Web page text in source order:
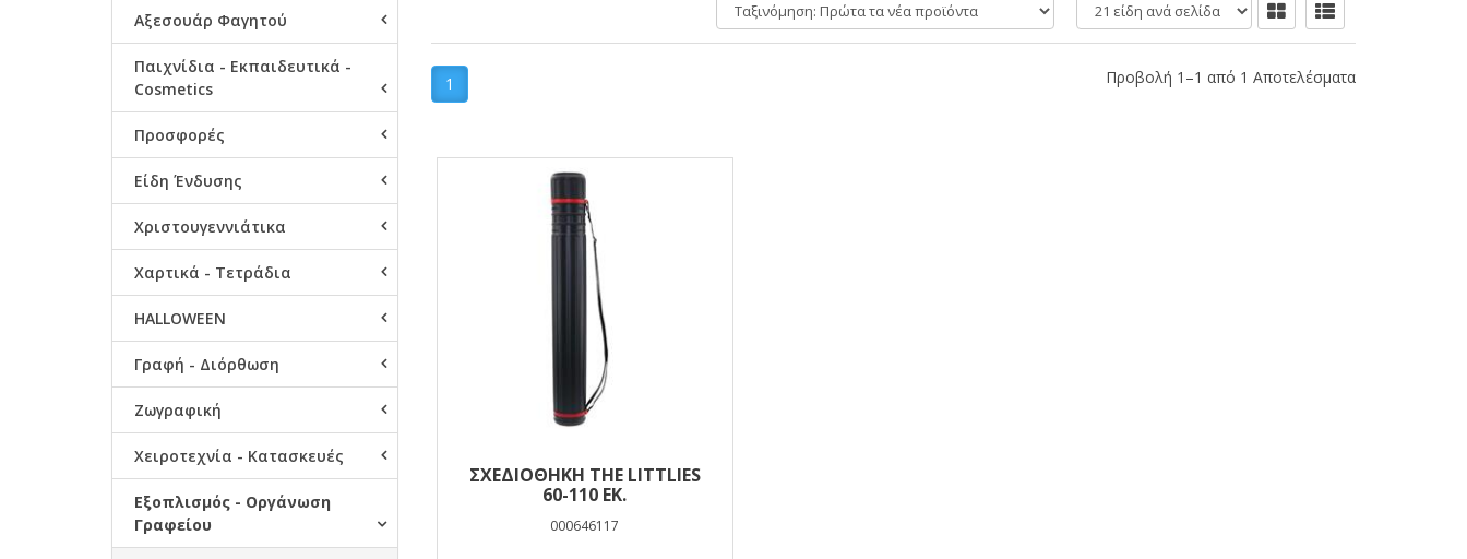
Αξεσουάρ Φαγητού
Παιχνίδια - Εκπαιδευτικά -
Cosmetics
Προσφορές
Είδη Ένδυσης
Χριστουγεννιάτικα
Χαρτικά - Τετράδια
HALLOWEEN
Γραφή - Διόρθωση
Ζωγραφική
Χειροτεχνία - Κατασκευές
Εξοπλισμός - Οργάνωση
Γραφείου
ανά
σελίδα
1 Προβολή 1–1 από 1 Αποτελέσματα
Αποτελέσματα
ΣΧΕΔΙΟΘΉΚΗ THE LITTLIES
60-110 ΕΚ.
000646117